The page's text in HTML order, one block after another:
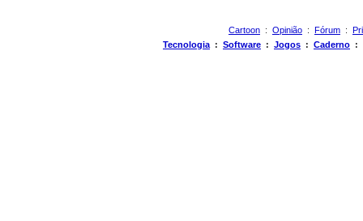
Cartoon : Opinião : Fórum :
Tecnologia : Software : Jogos : Caderno :